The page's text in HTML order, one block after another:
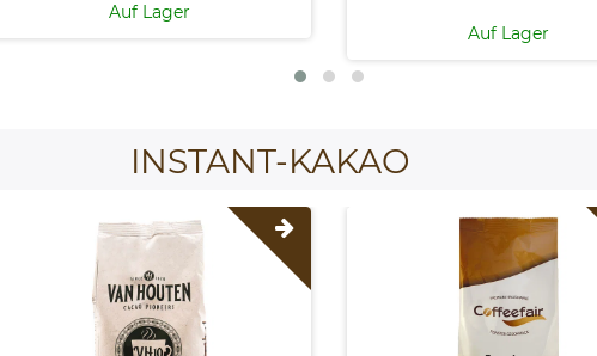
Auf Lager
Auf Lager
INSTANT-KAKAO